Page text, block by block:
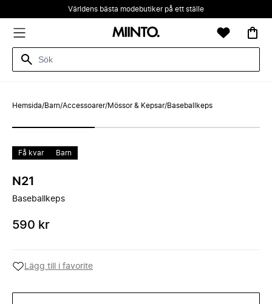
Världens bästa modebutiker på ett ställe
Hemsida/Barn/Accessoarer/Mössor & Kepsar/Baseballkeps
Få kvar Barn
N21
Baseballkeps
590 kr
Lägg till i favorite